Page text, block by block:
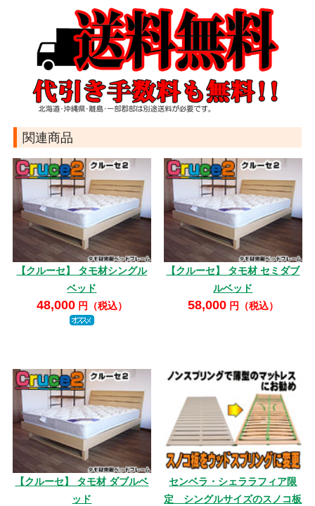
関連商品
【クルーセ】 タモ材シングル
ベッド
48,000円（税込）
【クルーセ】 タモ材 セミダブ
ルベッド
58,000円（税込）
【クルーセ】 タモ材 ダブルベ
ッド
センベラ・シェララフィア限
定 シングルサイズのスノコ板